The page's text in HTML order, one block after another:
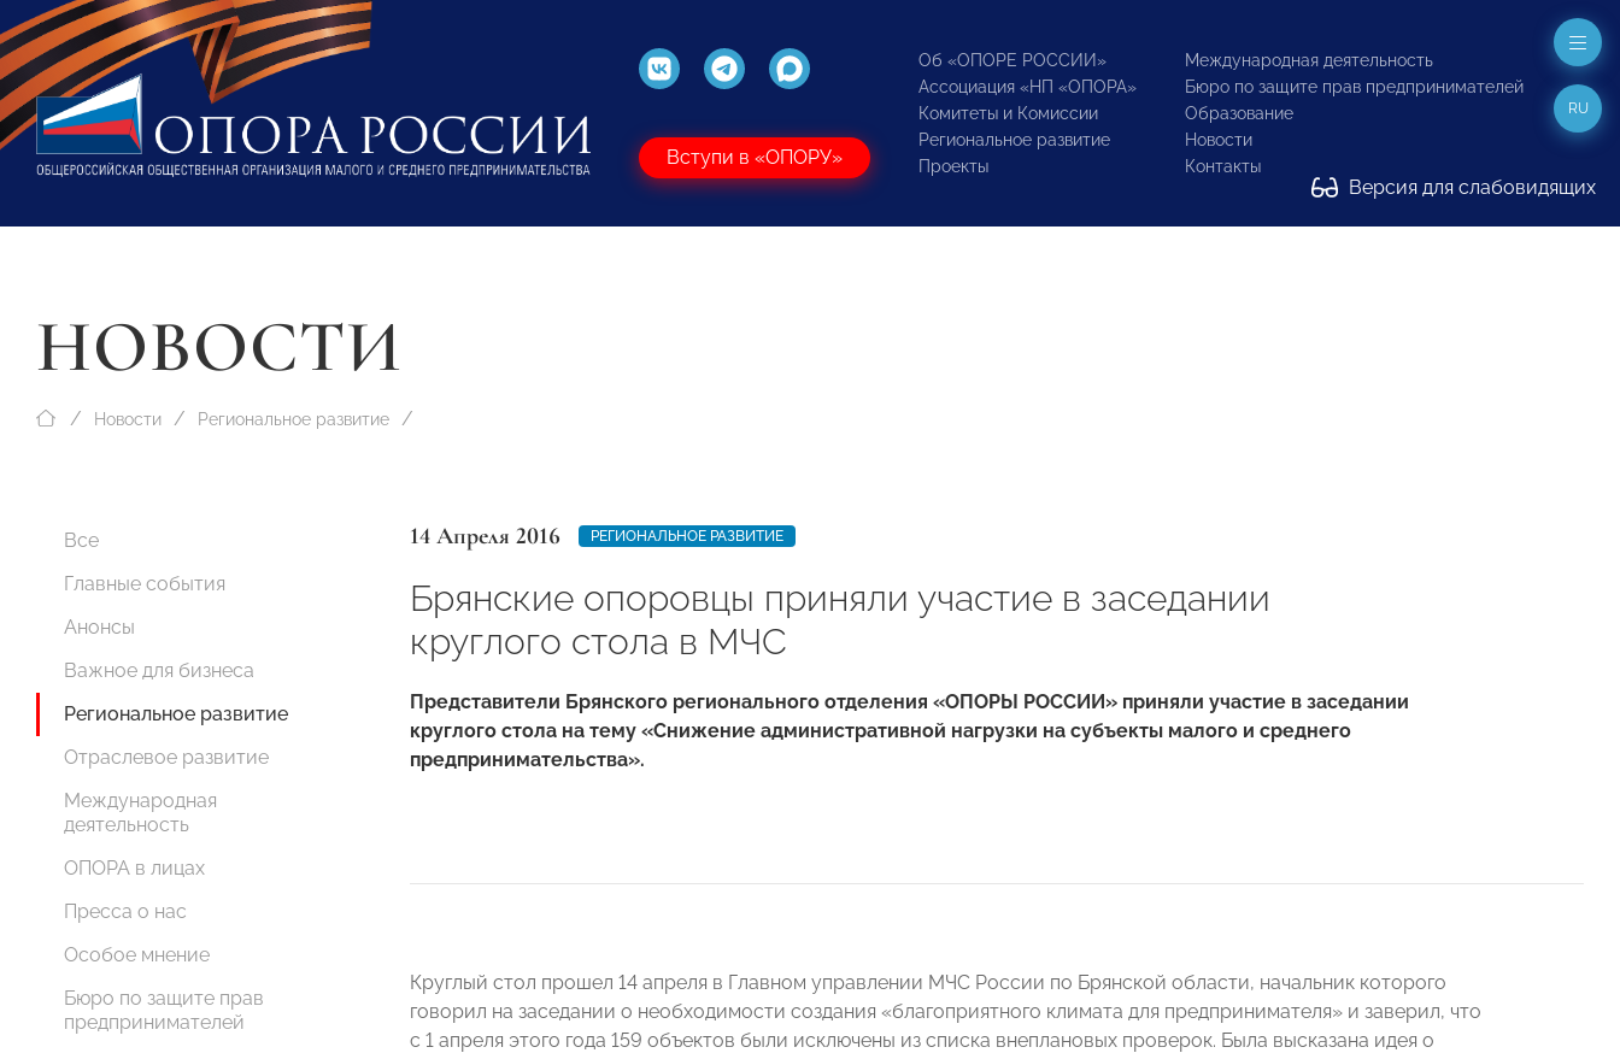
Вступи в «ОПОРУ»
Об «ОПОРЕ РОССИИ»
Ассоциация «НП «ОПОРА»
Комитеты и Комиссии
Региональное развитие
Проекты
Международная деятельность
Бюро по защите прав предпринимателей
Образование
Новости
Контакты
Версия для слабовидящих
RU
НОВОСТИ
Новости Региональное развитие
Все
Главные события
Анонсы
Важное для бизнеса
Региональное развитие
Отраслевое развитие
Международная
деятельность
ОПОРА в лицах
Пресса о нас
Особое мнение
Бюро по защите прав
предпринимателей
14 Апреля 2016 РЕГИОНАЛЬНОЕ РАЗВИТИЕ
Брянские опоровцы приняли участие в заседании
круглого стола в МЧС
Представители Брянского регионального отделения «ОПОРЫ РОССИИ» приняли участие в заседании
круглого стола на тему «Снижение административной нагрузки на субъекты малого и среднего
предпринимательства».
Круглый стол прошел 14 апреля в Главном управлении МЧС России по Брянской области, начальник которого
говорил на заседании о необходимости создания «благоприятного климата для предпринимателя» и заверил, что
с 1 апреля этого года 159 объектов были исключены из списка внеплановых проверок. Была высказана идея о